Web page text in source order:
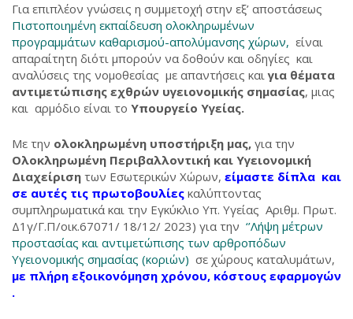
Για επιπλέον γνώσεις η συμμετοχή στην εξ’ αποστάσεως
Πιστοποιημένη εκπαίδευση ολοκληρωμένων
προγραμμάτων καθαρισμού-απολύμανσης χώρων, είναι
απαραίτητη διότι μπορούν να δοθούν και οδηγίες και
αναλύσεις της νομοθεσίας με απαντήσεις καιγια θέματα
αντιμετώπισης εχθρών υγειονομικής σημασίας, μιας
και αρμόδιο είναι το Υπουργείο Υγείας.
Με την ολοκληρωμένη υποστήριξη μας, για την
Ολοκληρωμένη Περιβαλλοντική και Υγειονομική
Διαχείριση των Εσωτερικών Χώρων, είμαστε δίπλα και
σε αυτές τις πρωτοβουλίες καλύπτοντας
συμπληρωματικά και την Εγκύκλιο Υπ. Υγείας Αριθμ. Πρωτ.
Δ1γ/Γ.Π/οικ.67071/ 18/12/ 2023) για την ‘’Λήψη μέτρων
προστασίας και αντιμετώπισης των αρθροπόδων
Υγειονομικής σημασίας (κοριών) σε χώρους καταλυμάτων,
με πλήρη εξοικονόμηση χρόνου, κόστους εφαρμογών
.